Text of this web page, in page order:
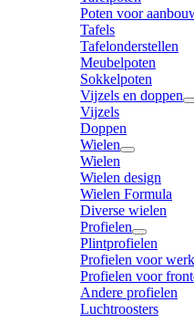
Poten voor
Tafels
Tafelonderstellen
Meubelpoten
Sokkelpoten
Vijzels en doppen
Vijzels
Doppen
Wielen
Wielen
Wielen design
Wielen Formula
Diverse wielen
Profielen
Plintprofielen
Profielen voor
Profielen voor
Andere profielen
Luchtroosters